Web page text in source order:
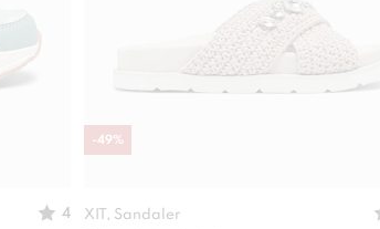
4
XIT, Sandaler
-49%